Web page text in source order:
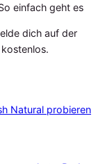
einfach geht es
dich auf der
Natural probieren